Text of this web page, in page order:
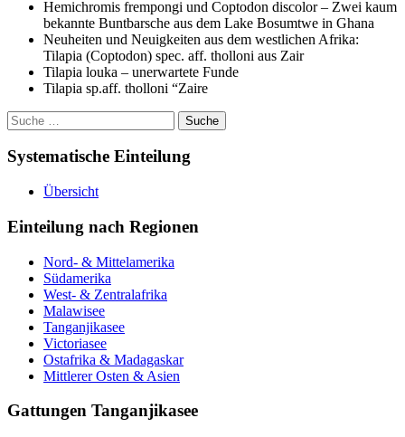
Hemichromis frempongi und Coptodon discolor – Zwei kaum
bekannte Buntbarsche aus dem Lake Bosumtwe in Ghana
Neuheiten und Neuigkeiten aus dem westlichen Afrika:
Tilapia (Coptodon) spec. aff. tholloni aus Zair
Tilapia louka – unerwartete Funde
Tilapia sp.aff. tholloni “Zaire
Suche
nach:
Systematische Einteilung
Übersicht
Einteilung nach Regionen
Nord- & Mittelamerika
Südamerika
West- & Zentralafrika
Malawisee
Tanganjikasee
Victoriasee
Ostafrika & Madagaskar
Mittlerer Osten & Asien
Gattungen Tanganjikasee